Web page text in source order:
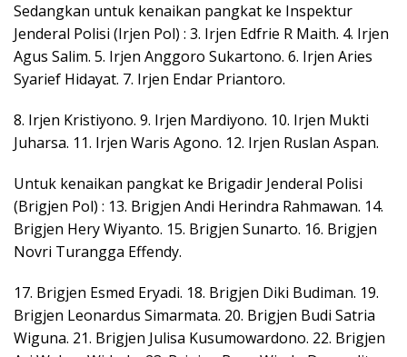
Sedangkan untuk kenaikan pangkat ke Inspektur
Jenderal Polisi (Irjen Pol) : 3. Irjen Edfrie R Maith. 4. Irjen
Agus Salim. 5. Irjen Anggoro Sukartono. 6. Irjen Aries
Syarief Hidayat. 7. Irjen Endar Priantoro.
8. Irjen Kristiyono. 9. Irjen Mardiyono. 10. Irjen Mukti
Juharsa. 11. Irjen Waris Agono. 12. Irjen Ruslan Aspan.
Untuk kenaikan pangkat ke Brigadir Jenderal Polisi
(Brigjen Pol) : 13. Brigjen Andi Herindra Rahmawan. 14.
Brigjen Hery Wiyanto. 15. Brigjen Sunarto. 16. Brigjen
Novri Turangga Effendy.
17. Brigjen Esmed Eryadi. 18. Brigjen Diki Budiman. 19.
Brigjen Leonardus Simarmata. 20. Brigjen Budi Satria
Wiguna. 21. Brigjen Julisa Kusumowardono. 22. Brigjen